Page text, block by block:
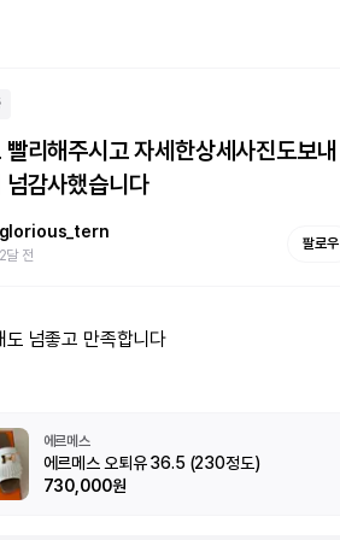
빨리해주시고 자세한상세사진도보내
넘감사했습니다
glorious_tern
2달 전
팔로우
도 넘좋고 만족합니다
에르메스
에르메스 오퇴유 36.5 (230정도)
730,000원